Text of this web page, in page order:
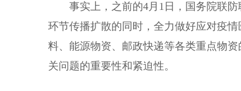
事实上，之前的4月1日，国务院联防
环节传播扩散的同时，全力做好应对疫
料、能源物资、邮政快递等各类重点物
关问题的重要性和紧迫性。